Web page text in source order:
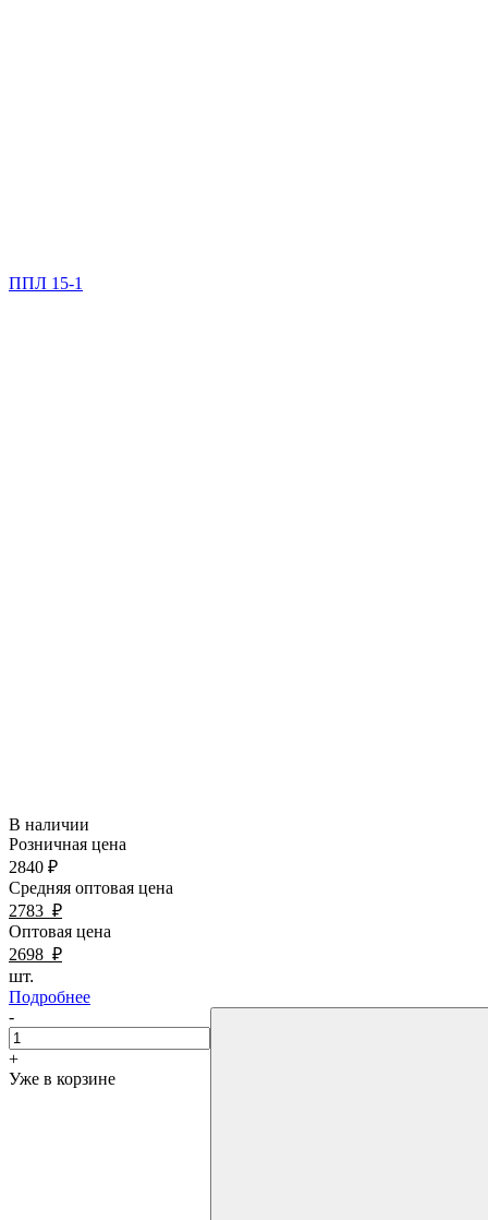
ППЛ 15-1
В наличии
Розничная цена
2840 ₽
Средняя оптовая цена
2783 ₽
Оптовая цена
2698 ₽
шт.
Подробнее
-
+
Уже в корзине